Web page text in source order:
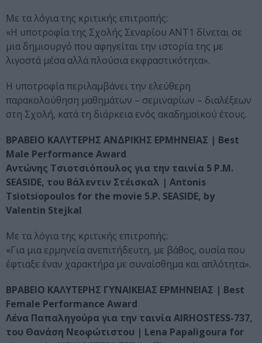
Με τα λόγια της κριτικής επιτροπής:
«Η υποτροφία της Σχολής Σεναρίου ANT1 δίνεται σε
μια δημιουργό που αφηγείται την ιστορία της με
λιγοστά μέσα αλλά πλούσια εκφραστικότητα».
H υποτροφία περιλαμβάνει την ελεύθερη
παρακολούθηση μαθημάτων – σεμιναρίων – διαλέξεων
στη Σχολή, κατά τη διάρκεια ενός ακαδημαϊκού έτους.
ΒΡΑΒΕΙΟ ΚΑΛΥΤΕΡΗΣ ΑΝΔΡΙΚΗΣ ΕΡΜΗΝΕΙΑΣ | Best
Male Performance Award
Αντώνης Τσιοτσιόπουλος για την ταινία 5 P.M.
SEASIDE, του Βάλεντιν Στέισκαλ | Antonis
Tsiotsiopoulos for the movie 5.P. SEASIDE, by
Valentin Stejkal
Με τα λόγια της κριτικής επιτροπής:
«Για μια ερμηνεία ανεπιτήδευτη, με βάθος, ουσία που
έφτιαξε έναν χαρακτήρα με συναίσθημα και απλότητα».
ΒΡΑΒΕΙΟ ΚΑΛΥΤΕΡΗΣ ΓΥΝΑΙΚΕΙΑΣ ΕΡΜΗΝΕΙΑΣ | Best
Female Performance Award
Λένα Παπαληγούρα για την ταινία AIRHOSTESS-737,
του Θανάση Νεοφώτιστου | Lena Papaligoura for